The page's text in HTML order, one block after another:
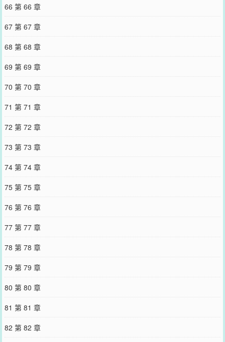
66 第 66 章
67 第 67 章
68 第 68 章
69 第 69 章
70 第 70 章
71 第 71 章
72 第 72 章
73 第 73 章
74 第 74 章
75 第 75 章
76 第 76 章
77 第 77 章
78 第 78 章
79 第 79 章
80 第 80 章
81 第 81 章
82 第 82 章